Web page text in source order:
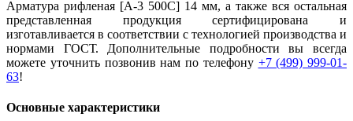
Арматура рифленая [А-3 500С] 14 мм, а также вся остальная
представленная продукция сертифицирована и
изготавливается в соответствии с технологией производства и
нормами ГОСТ. Дополнительные подробности вы всегда
можете уточнить позвонив нам по телефону +7 (499) 999-01-
63!
Основные характеристики